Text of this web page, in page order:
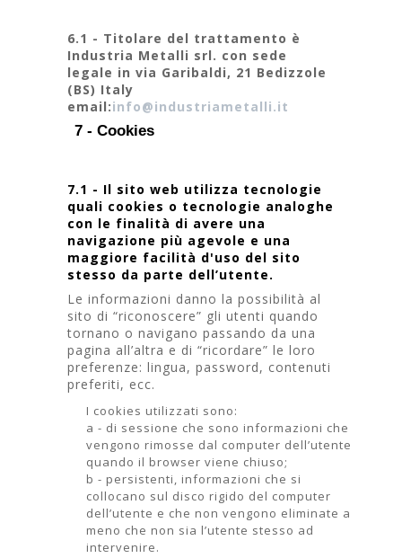
6.1 - Titolare del trattamento è
Industria Metalli srl. con sede
legale in via Garibaldi, 21 Bedizzole
(BS) Italy
email:info@industriametalli.it
7 - Cookies
7.1 - Il sito web utilizza tecnologie
quali cookies o tecnologie analoghe
con le finalità di avere una
navigazione più agevole e una
maggiore facilità d'uso del sito
stesso da parte dell’utente.
Le informazioni danno la possibilità al
sito di “riconoscere” gli utenti quando
tornano o navigano passando da una
pagina all’altra e di “ricordare” le loro
preferenze: lingua, password, contenuti
preferiti, ecc.
I cookies utilizzati sono:
a - di sessione che sono informazioni che
vengono rimosse dal computer dell’utente
quando il browser viene chiuso;
b - persistenti, informazioni che si
collocano sul disco rigido del computer
dell’utente e che non vengono eliminate a
meno che non sia l’utente stesso ad
intervenire.